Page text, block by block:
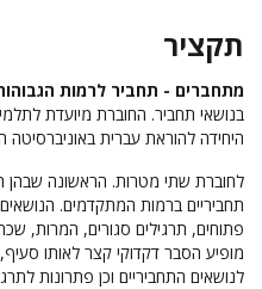
תקציר
מתחברים - תחביר לרמות
בנושאי תחביר. החוברת מיועדת
היחידה להוראת עברית באוניברסיטה
לחוברת שתי מטרות. הראשונה שבהן
תחביריים ברמות המתקדמים.
פתוחים, תרגילים סגורים, המרות,
מופיע הסבר דקדוקי קצר לאותו
לנושאים התחביריים וכן פתרונות